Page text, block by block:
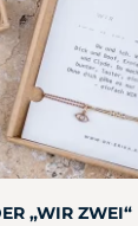
„WIR ZWEI“